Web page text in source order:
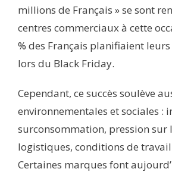
millions de Français » se sont
centres commerciaux à cette
% des Français planifiaient
lors du Black Friday.
Cependant, ce succès soulève
environnementales et sociales :
surconsommation, pression sur
logistiques, conditions de
Certaines marques font